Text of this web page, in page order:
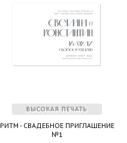
РИТМ - СВАДЕБНОЕ ПРИГЛАШЕНИЕ
№1